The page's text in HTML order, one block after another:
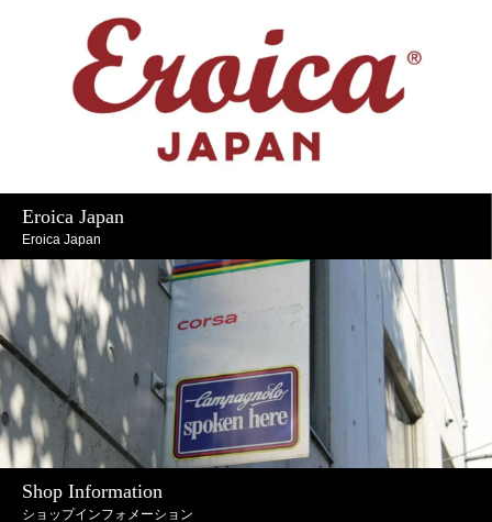
Eroica Japan
Eroica Japan
Shop Information
ショップインフォメーション